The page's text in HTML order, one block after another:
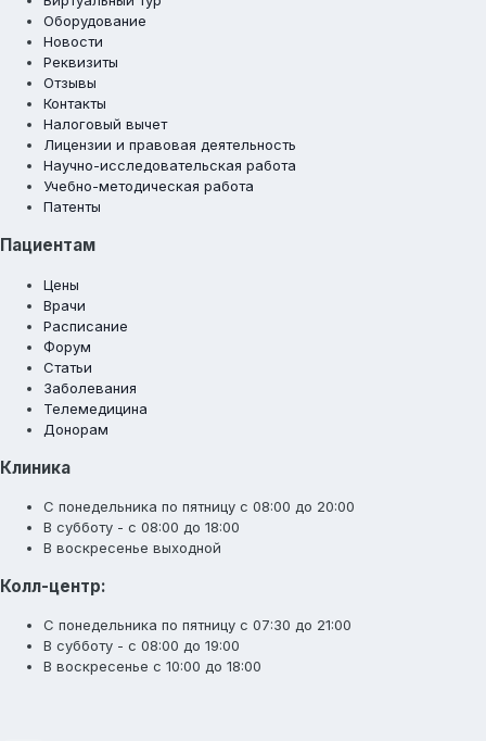
Оборудование
Новости
Реквизиты
Отзывы
Контакты
Налоговый вычет
Лицензии и правовая деятельность
Научно-исследовательская работа
Учебно-методическая работа
Патенты
Пациентам
Цены
Врачи
Расписание
Форум
Статьи
Заболевания
Телемедицина
Донорам
Клиника
С понедельника по пятницу с 08:00 до 20:00
В субботу - с 08:00 до 18:00
В воскресенье выходной
Колл-центр:
С понедельника по пятницу с 07:30 до 21:00
В субботу - с 08:00 до 19:00
В воскресенье с 10:00 до 18:00